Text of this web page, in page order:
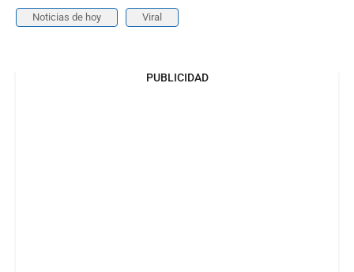
Noticias de hoy Viral
PUBLICIDAD